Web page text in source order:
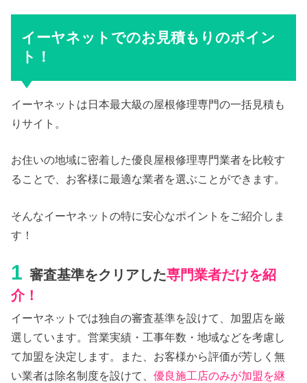
イーヤネットでのお見積もりのポイン
ト！
イーヤネットは日本最大級の屋根修理専門の一括見積も
りサイト。
お住いの地域に密着した優良屋根修理専門業者を比較す
ることで、お客様に最適な業者を選ぶことができます。
そんなイーヤネットの特に安心なポイントをご紹介しま
す！
1 審査基準をクリアした専門業者だけを紹
介！
イーヤネットでは独自の審査基準を設けて、加盟店を厳
選しています。営業実績・工事年数・地域などを考慮し
て加盟を決定します。また、お客様から評価が芳しく無
い業者は除名制度を設けて、優良施工店のみが加盟を継